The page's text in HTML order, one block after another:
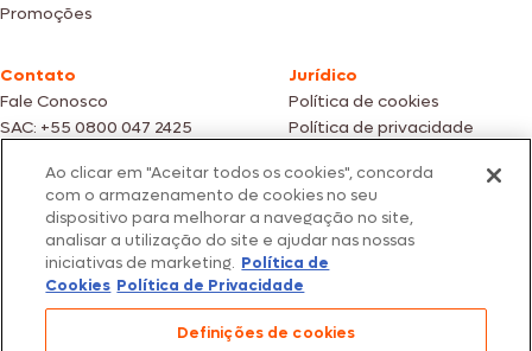
Promoções
Contato
Fale Conosco
SAC: +55 0800 047 2425
Jurídico
Política de cookies
Política de privacidade
Fotos meramente ilustrativas | Ofertas válidas enquanto durarem os
estoques dos nossos parceiros | Vendas sujeitas a análise e confirmação
de dados.
Os preços, promoções e condições de pagamento são válidos
exclusivamente para compras efetuadas em nossos parceiros.
Todos os produtos estão sujeitos a disponibilidade de estoque.
São Paulo/SP – CEP 05.118-100
Ao clicar em "Aceitar todos os cookies", concorda
com o armazenamento de cookies no seu
dispositivo para melhorar a navegação no site,
analisar a utilização do site e ajudar nas nossas
iniciativas de marketing. Política de
Cookies Política de Privacidade
Definições de cookies